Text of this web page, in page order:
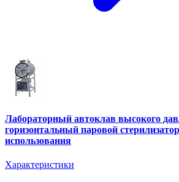
Лабораторный автоклав высокого
горизонтальный паровой
использования
Характеристики